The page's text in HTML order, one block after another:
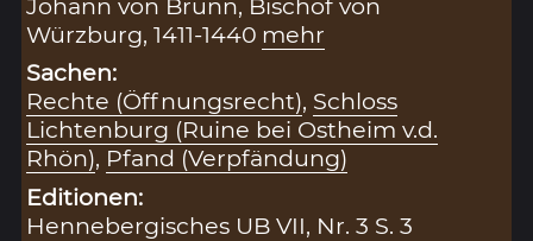
Johann von Brunn, Bischof von
Würzburg, 1411-1440 mehr
Sachen:
Rechte (Öffnungsrecht), Schloss
Lichtenburg (Ruine bei Ostheim v.d.
Rhön), Pfand (Verpfändung)
Editionen:
Hennebergisches UB VII, Nr. 3 S. 3